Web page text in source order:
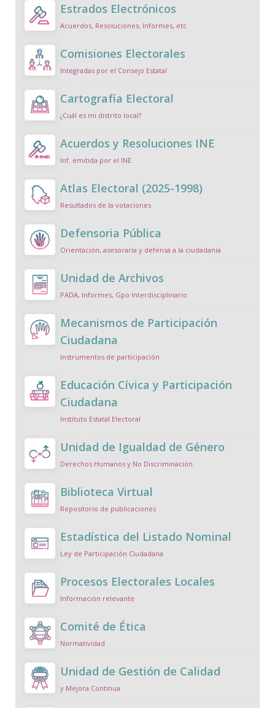
Estrados Electrónicos
Acuerdos, Resoluciones, Informes, etc
Comisiones Electorales
Integradas por el Consejo Estatal
Cartografía Electoral
¿Cuál es mi distrito local?
Acuerdos y Resoluciones INE
Inf. emitida por el INE
Atlas Electoral (2025-1998)
Resultados de la votaciones
Defensoria Pública
Orientación, asesoraría y defensa a la ciudadanía
Unidad de Archivos
PADA, Informes, Gpo Interdisciplinario
Mecanismos de Participación
Ciudadana
Instrumentos de participación
Educación Cívica y Participación
Ciudadana
Instituto Estatal Electoral
Unidad de Igualdad de Género
Derechos Humanos y No Discriminación
Biblioteca Virtual
Repositorio de publicaciones
Estadística del Listado Nominal
Ley de Participación Ciudadana
Procesos Electorales Locales
Información relevante
Comité de Ética
Normatividad
Unidad de Gestión de Calidad
y Mejora Continua